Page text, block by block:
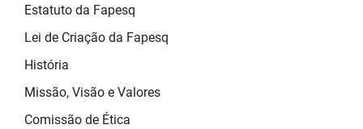
Estatuto da Fapesq
Lei de Criação da Fapesq
História
Missão, Visão e Valores
Comissão de Ética